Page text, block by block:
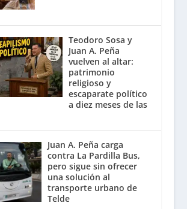
Teodoro Sosa y
Juan A. Peña
vuelven al altar:
patrimonio
religioso y
escaparate político
a diez meses de las
Juan A. Peña carga
contra La Pardilla Bus,
pero sigue sin ofrecer
una solución al
transporte urbano de
Telde